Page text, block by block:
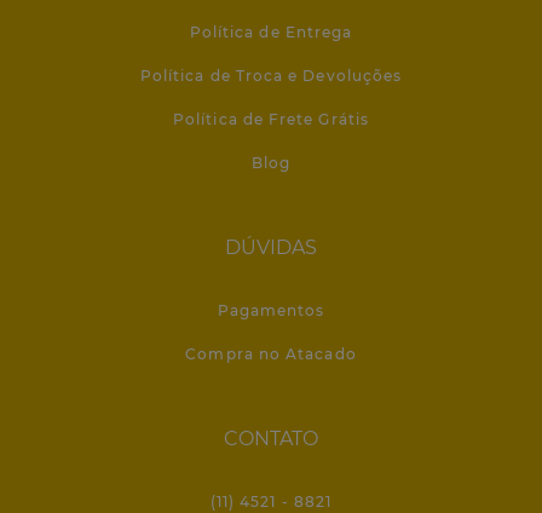
Política de Entrega
Política de Troca e Devoluções
Política de Frete Grátis
Blog
DÚVIDAS
Pagamentos
Compra no Atacado
CONTATO
(11) 4521 - 8821